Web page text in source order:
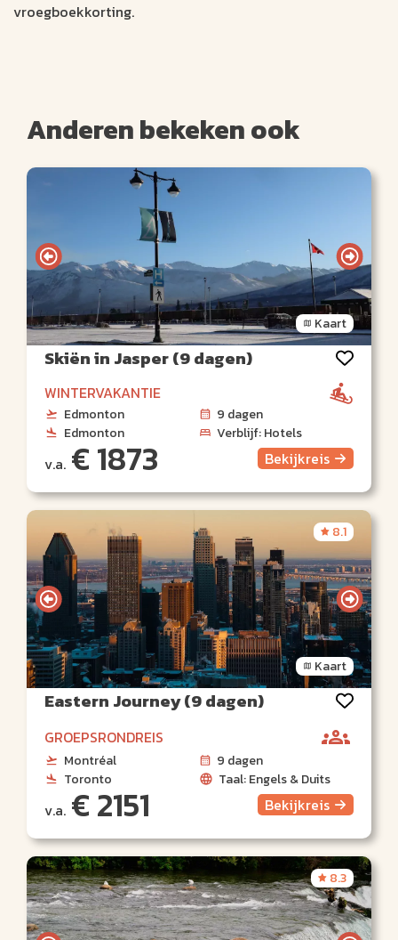
vroegboekkorting.
Anderen bekeken ook
Kaart
Skiën in Jasper (9 dagen)
WINTERVAKANTIE
Edmonton
9 dagen
Edmonton
Verblijf: Hotels
v.a. € 1873 Bekijkreis
8.1
Kaart
Eastern Journey (9 dagen)
GROEPSRONDREIS
Montréal
9 dagen
Toronto
Taal: Engels & Duits
v.a. € 2151 Bekijkreis
8.3